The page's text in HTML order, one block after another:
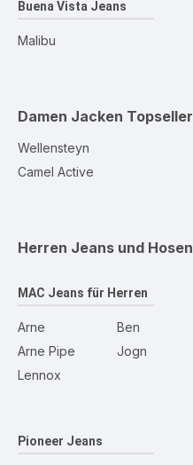
Buena Vista Jeans
Malibu
Damen Jacken Topseller
Wellensteyn
Camel Active
Herren Jeans und Hosen
MAC Jeans für Herren
Arne
Arne Pipe
Lennox
Ben
Jogn
Pioneer Jeans